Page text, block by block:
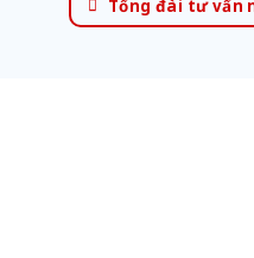
Tổng đài tư vấn